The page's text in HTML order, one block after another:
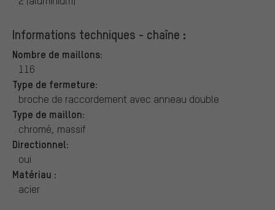
Informations techniques - chaîne :
Nombre de maillons:
116
Type de fermeture:
broche de raccordement avec anneau double
Type de maillon:
chromé, massif
Directionnel:
oui
Matériau :
acier